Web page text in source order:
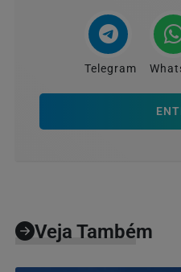
Telegram
Veja Também